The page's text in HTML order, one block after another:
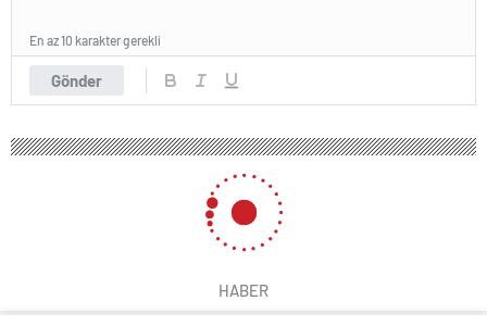
Gönder
En az 10 karakter gerekli
HABER